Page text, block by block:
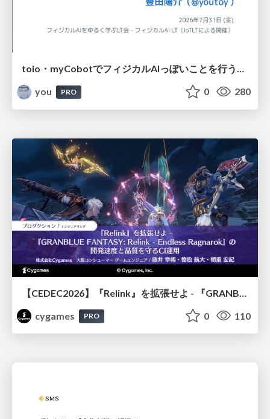
toio・myCobotでフィジカルAIっぽいことを行うための検討（とりあえず調査） / フィジカルAI LT（IoTLTによる開催）
you
PRO 0 280
cygames
PRO 0 110